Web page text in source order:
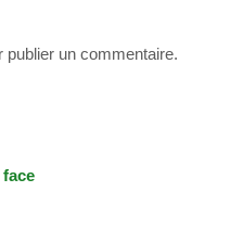
publier un commentaire.